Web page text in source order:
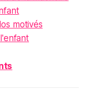
motivés